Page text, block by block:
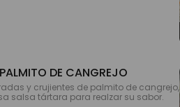
CROQUETAS DE PALMITO DE CANGREJO
y crujientes de palmito de cangrejo,
salsa tártara para realzar su sabor.